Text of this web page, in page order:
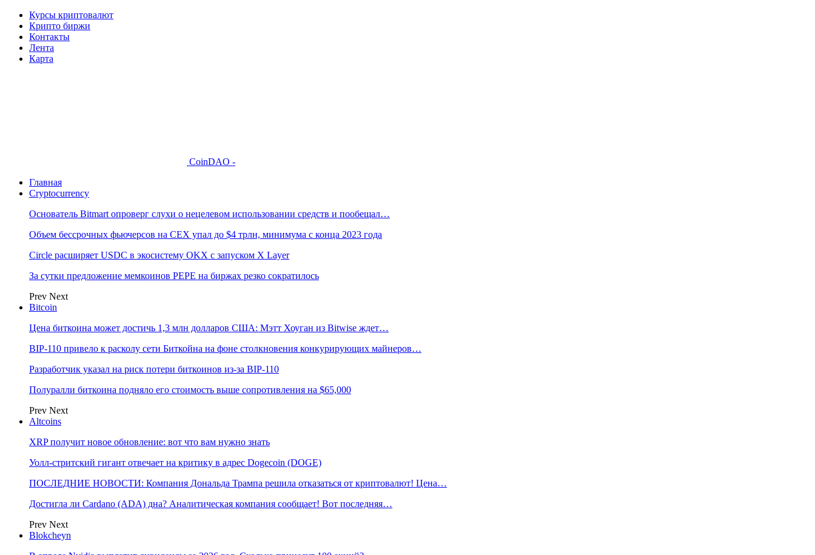
Курсы криптовалют
Крипто биржи
Контакты
Лента
Карта
CoinDAO -
Главная
Cryptocurrency
Основатель Bitmart опроверг слухи о нецелевом использовании средств и пообещал…
Объем бессрочных фьючерсов на CEX упал до $4 трлн, минимума с конца 2023 года
Circle расширяет USDC в экосистему OKX с запуском X Layer
За сутки предложение мемкоинов PEPE на биржах резко сократилось
Prev Next
Bitcoin
Цена биткоина может достичь 1,3 млн долларов США: Мэтт Хоуган из Bitwise ждет…
BIP-110 привело к расколу сети Биткойна на фоне столкновения конкурирующих майнеров…
Разработчик указал на риск потери биткоинов из-за BIP-110
Полуралли биткоина подняло его стоимость выше сопротивления на $65,000
Prev Next
Altcoins
XRP получит новое обновление: вот что вам нужно знать
Уолл-стритский гигант отвечает на критику в адрес Dogecoin (DOGE)
ПОСЛЕДНИЕ НОВОСТИ: Компания Дональда Трампа решила отказаться от криптовалют! Цена…
Достигла ли Cardano (ADA) дна? Аналитическая компания сообщает! Вот последняя…
Prev Next
Blokcheyn